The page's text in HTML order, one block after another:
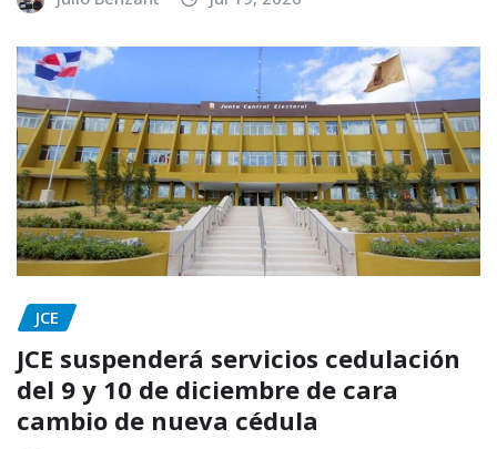
JCE
JCE suspenderá servicios cedulación
del 9 y 10 de diciembre de cara
cambio de nueva cédula